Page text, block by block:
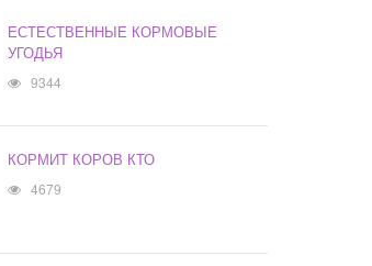
ЕСТЕСТВЕННЫЕ КОРМОВЫЕ
УГОДЬЯ
9344
КОРМИТ КОРОВ КТО
4679